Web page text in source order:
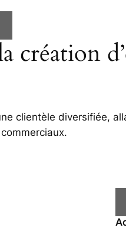
création
clientèle diversifiée,